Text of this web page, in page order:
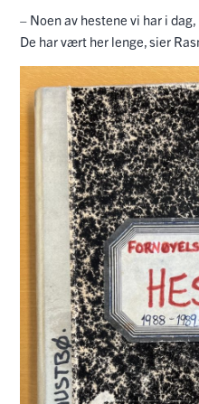
– Noen av hestene vi har i
De har vært her lenge, sier